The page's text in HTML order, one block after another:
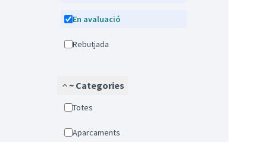
En avaluació
Rebutjada
~ Categories
Totes
Aparcaments